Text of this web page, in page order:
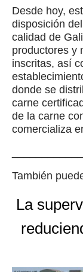
Desde hoy,
disposición
calidad de
productores y
inscritas, así
donde se
carne
de la carne
comercializa
También
La